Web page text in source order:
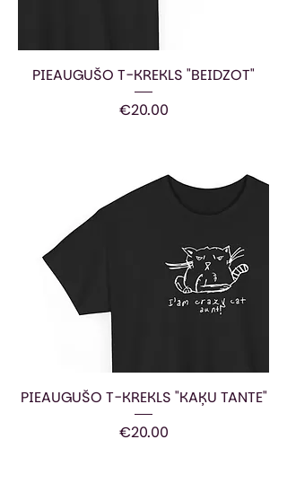
PIEAUGUŠO T-KREKLS "BEIDZOT"
Price
€20.00
PIEAUGUŠO T-KREKLS "KAĶU TANTE"
Price
€20.00